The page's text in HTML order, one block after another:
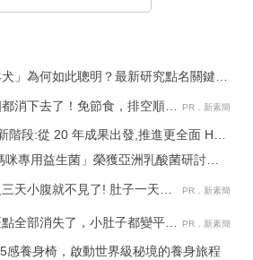
」為何如此聰明？最新研究點名關鍵基
消下去了！免節食，排空順暢
PR．新素簡
階段:從 20 年成果出發,推進更全面 HPV
萬人受惠
專用益生菌」榮獲亞洲乳酸菌研討會
天小腹就不見了! 肚子一天天
PR．新素簡
全部消失了，小肚子都變平坦
PR．新素簡
感養身椅，啟動世界級秘境的養身旅程